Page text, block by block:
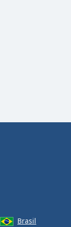
Brasil